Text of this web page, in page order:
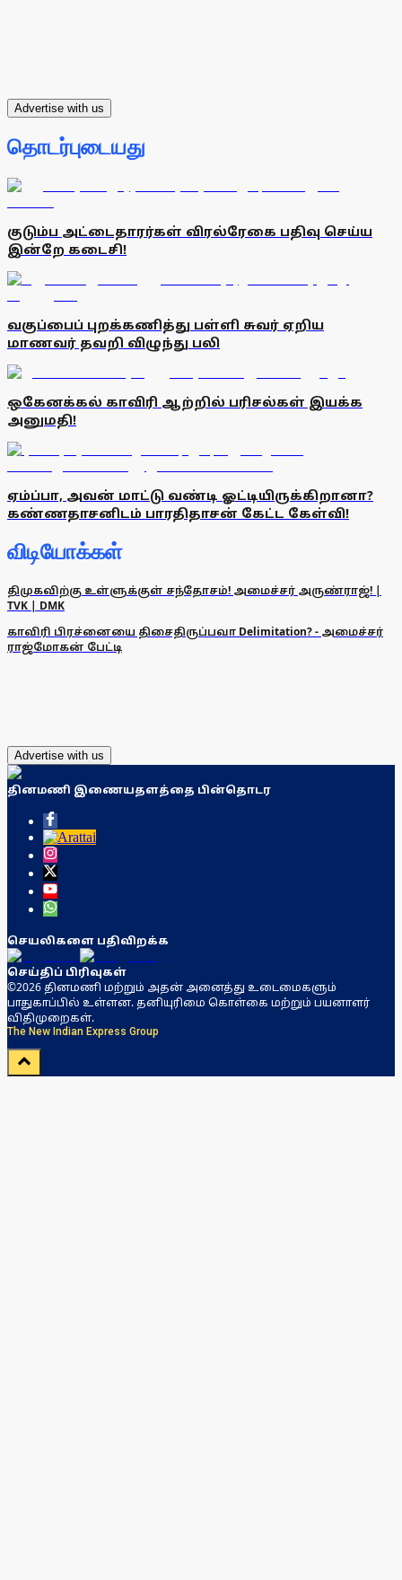
Advertise with us
தொடர்புடையது
குடும்ப அட்டைதாரர்கள் விரல்ரேகை பதிவு செய்ய
இன்றே கடைசி!
வகுப்பைப் புறக்கணித்து பள்ளி சுவர் ஏறிய
மாணவர் தவறி விழுந்து பலி
ஒகேனக்கல் காவிரி ஆற்றில் பரிசல்கள் இயக்க
அனுமதி!
ஏம்ப்பா, அவன் மாட்டு வண்டி ஓட்டியிருக்கிறானா?
கண்ணதாசனிடம் பாரதிதாசன் கேட்ட கேள்வி!
விடியோக்கள்
திமுகவிற்கு உள்ளுக்குள் சந்தோசம்! அமைச்சர் அருண்ராஜ்! |
TVK | DMK
காவிரி பிரச்னையை திசைதிருப்பவா Delimitation? - அமைச்சர்
ராஜ்மோகன் பேட்டி
Advertise with us
தினமணி இணையதளத்தை பின்தொடர
செயலிகளை பதிவிறக்க
செய்திப் பிரிவுகள்
©2026 தினமணி மற்றும் அதன் அனைத்து உடைமைகளும்
பாதுகாப்பில் உள்ளன. தனியுரிமை கொள்கை மற்றும் பயனாளர்
விதிமுறைகள்.
The New Indian Express Group